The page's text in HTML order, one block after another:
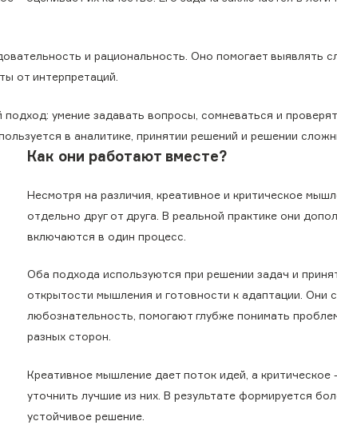
и рациональность. Оно помогает выявлять
от интерпретаций.
умение задавать вопросы, сомневаться и
в аналитике, принятии решений и решении
Как они работают вместе?
Несмотря на различия, креативное и критическое
отдельно друг от друга. В реальной практике они
включаются в один процесс.
Оба подхода используются при решении задач и
открытости мышления и готовности к адаптации. Они
любознательность, помогают глубже понимать
разных сторон.
Креативное мышление дает поток идей, а критическое
уточнить лучшие из них. В результате формируется
устойчивое решение.